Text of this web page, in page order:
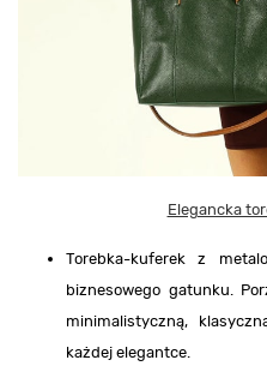
Elegancka
Torebka-kuferek z
biznesowego gatunku.
minimalistyczną,
każdej elegantce.